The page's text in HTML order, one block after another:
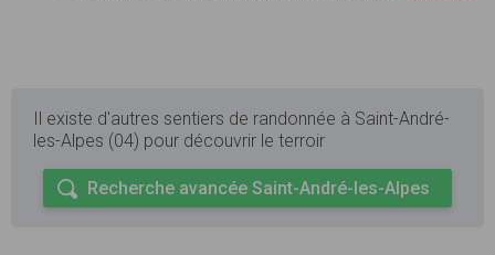
Il existe d'autres sentiers de randonnée à Saint-André-
les-Alpes (04) pour découvrir le terroir
Recherche avancée Saint-André-les-Alpes